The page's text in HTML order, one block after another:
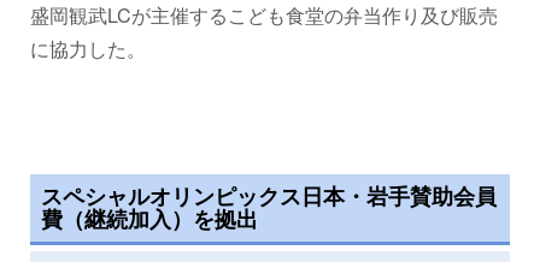
盛岡観武LCが主催するこども食堂の弁当作り及び販売
に協力した。
スペシャルオリンピックス日本・岩手賛助会員
費（継続加入）を拠出